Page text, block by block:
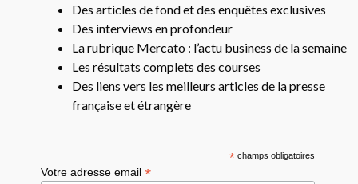
Des articles de fond et des enquêtes exclusives
Des interviews en profondeur
La rubrique Mercato : l’actu business de la semaine
Les résultats complets des courses
Des liens vers les meilleurs articles de la presse
française et étrangère
*champs obligatoires
Votre adresse email*